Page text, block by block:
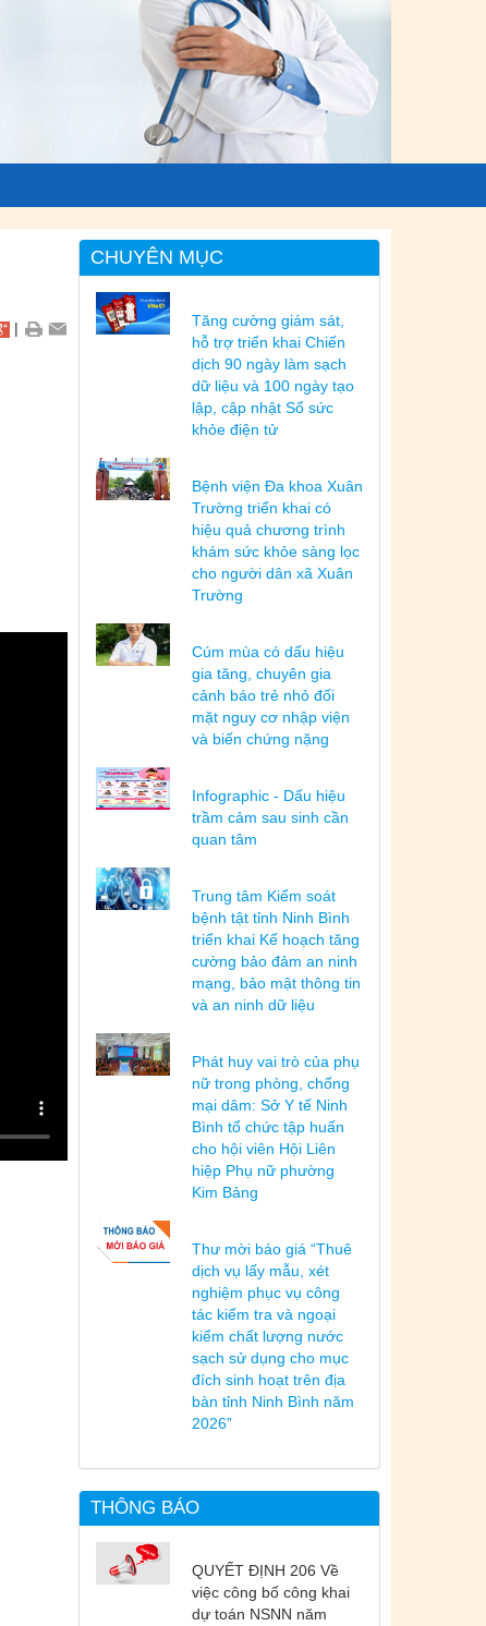
|
CHUYÊN MỤC
Tăng cường giám sát,
hỗ trợ triển khai Chiến
dịch 90 ngày làm sạch
dữ liệu và 100 ngày tạo
lập, cập nhật Sổ sức
khỏe điện tử
Bệnh viện Đa khoa Xuân
Trường triển khai có
hiệu quả chương trình
khám sức khỏe sàng lọc
cho người dân xã Xuân
Trường
Cúm mùa có dấu hiệu
gia tăng, chuyên gia
cảnh báo trẻ nhỏ đối
mặt nguy cơ nhập viện
và biến chứng nặng
Infographic - Dấu hiệu
trầm cảm sau sinh cần
quan tâm
Trung tâm Kiểm soát
bệnh tật tỉnh Ninh Bình
triển khai Kế hoạch tăng
cường bảo đảm an ninh
mạng, bảo mật thông tin
và an ninh dữ liệu
Phát huy vai trò của phụ
nữ trong phòng, chống
mại dâm: Sở Y tế Ninh
Bình tổ chức tập huấn
cho hội viên Hội Liên
hiệp Phụ nữ phường
Kim Bảng
Thư mời báo giá “Thuê
dịch vụ lấy mẫu, xét
nghiệm phục vụ công
tác kiểm tra và ngoại
kiểm chất lượng nước
sạch sử dụng cho mục
đích sinh hoạt trên địa
bàn tỉnh Ninh Bình năm
2026”
THÔNG BÁO
QUYẾT ĐỊNH 206 Về
việc công bố công khai
dự toán NSNN năm